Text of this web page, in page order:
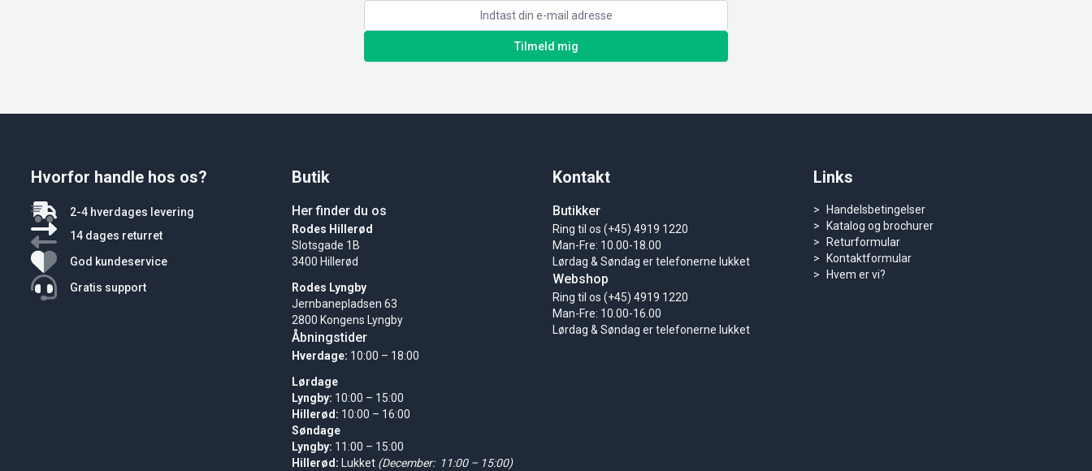
Tilmeld mig
Butik
Her finder du os
Rodes Hillerød
Slotsgade 1B
3400 Hillerød
Rodes Lyngby
Jernbanepladsen 63
2800 Kongens Lyngby
Åbningstider
Hverdage: 10:00 – 18:00
Lørdage
Lyngby: 10:00 – 15:00
Hillerød: 10:00 – 16:00
Søndage
Lyngby: 11:00 – 15:00
Hillerød: Lukket (December: 11:00 – 15:00)
Kontakt
Butikker
Ring til os (+45) 4919 1220
Man-Fre: 10.00-18.00
Lørdag & Søndag er telefonerne lukket
Webshop
Ring til os (+45) 4919 1220
Man-Fre: 10.00-16.00
Lørdag & Søndag er telefonerne lukket
Links
Handelsbetingelser
Katalog og brochurer
Returformular
Kontaktformular
Hvem er vi?
Hvorfor handle hos os?
2-4 hverdages levering
14 dages returret
God kundeservice
Gratis support